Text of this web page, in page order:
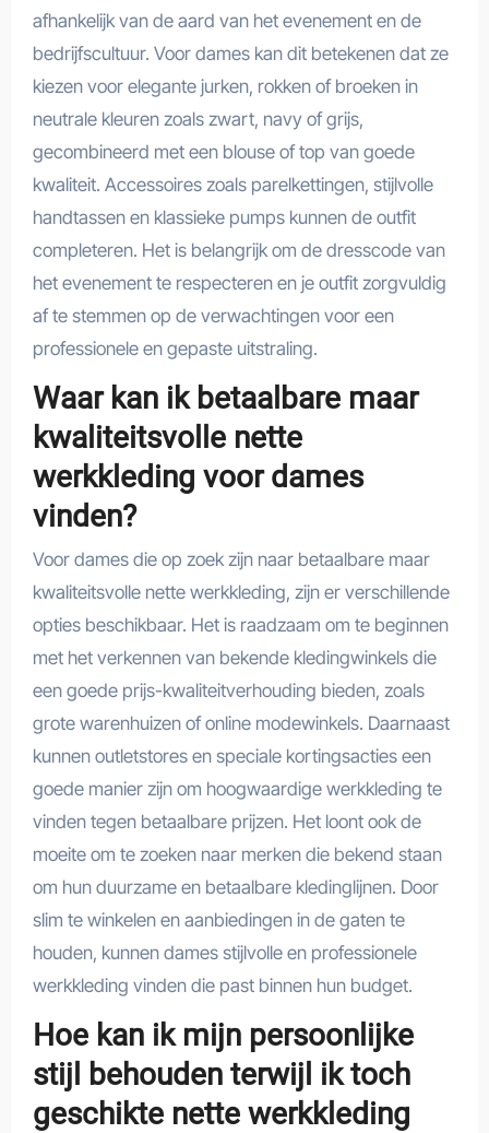
afhankelijk van de aard van het evenement en de
bedrijfscultuur. Voor dames kan dit betekenen dat ze
kiezen voor elegante jurken, rokken of broeken in
neutrale kleuren zoals zwart, navy of grijs,
gecombineerd met een blouse of top van goede
kwaliteit. Accessoires zoals parelkettingen, stijlvolle
handtassen en klassieke pumps kunnen de outfit
completeren. Het is belangrijk om de dresscode van
het evenement te respecteren en je outfit zorgvuldig
af te stemmen op de verwachtingen voor een
professionele en gepaste uitstraling.
Waar kan ik betaalbare maar
kwaliteitsvolle nette
werkkleding voor dames
vinden?
Voor dames die op zoek zijn naar betaalbare maar
kwaliteitsvolle nette werkkleding, zijn er verschillende
opties beschikbaar. Het is raadzaam om te beginnen
met het verkennen van bekende kledingwinkels die
een goede prijs-kwaliteitverhouding bieden, zoals
grote warenhuizen of online modewinkels. Daarnaast
kunnen outletstores en speciale kortingsacties een
goede manier zijn om hoogwaardige werkkleding te
vinden tegen betaalbare prijzen. Het loont ook de
moeite om te zoeken naar merken die bekend staan
om hun duurzame en betaalbare kledinglijnen. Door
slim te winkelen en aanbiedingen in de gaten te
houden, kunnen dames stijlvolle en professionele
werkkleding vinden die past binnen hun budget.
Hoe kan ik mijn persoonlijke
stijl behouden terwijl ik toch
geschikte nette werkkleding